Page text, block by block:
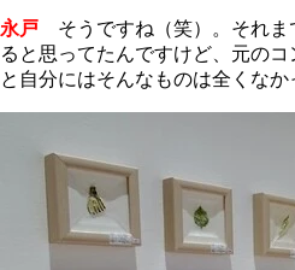
永戸 そうですね（笑）。それま
ると思ってたんですけど、元の
と自分にはそんなものは全くなか